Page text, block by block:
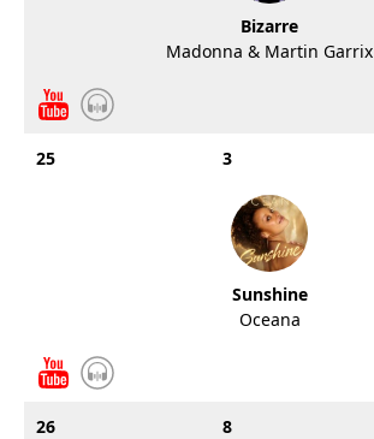
Bizarre
Madonna & Martin Garrix
25 3
Sunshine
Oceana
26 8